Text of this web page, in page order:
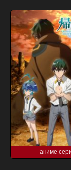
аниме